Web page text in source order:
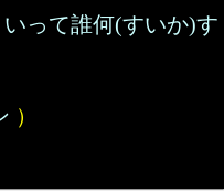
いって誰何(すいか)す
）